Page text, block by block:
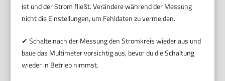
ist und der Strom fließt. Verändere während der Messung
nicht die Einstellungen, um Fehldaten zu vermeiden.
✔ Schalte nach der Messung den Stromkreis wieder aus und
baue das Multimeter vorsichtig aus, bevor du die Schaltung
wieder in Betrieb nimmst.